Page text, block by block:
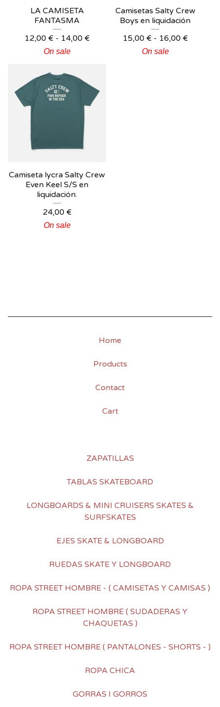
LA CAMISETA
FANTASMA
12,00 € - 14,00 €
On sale
Camisetas Salty Crew
Boys en liquidación
15,00 € - 16,00 €
On sale
Camiseta lycra Salty Crew
Even Keel S/S en
liquidación.
24,00 €
On sale
Home
Products
Contact
Cart
ZAPATILLAS
TABLAS SKATEBOARD
LONGBOARDS & MINI CRUISERS SKATES &
SURFSKATES
EJES SKATE & LONGBOARD
RUEDAS SKATE Y LONGBOARD
ROPA STREET HOMBRE - ( CAMISETAS Y CAMISAS )
ROPA STREET HOMBRE ( SUDADERAS Y
CHAQUETAS )
ROPA STREET HOMBRE ( PANTALONES - SHORTS - )
ROPA CHICA
GORRAS I GORROS